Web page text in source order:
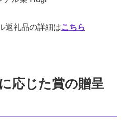
返礼品の詳細はこちら
応じた賞の贈呈